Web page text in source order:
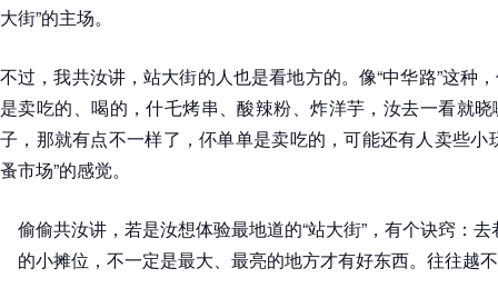
大街”的主场。
不过，我共汝讲，站大街的人也是看地方的。像“中华路”这种
是卖吃的、喝的，什乇烤串、酸辣粉、炸洋芋，汝去一看就
子，那就有点不一样了，伓单单是卖吃的，可能还有人卖些小
蚤市场”的感觉。
偷偷共汝讲，若是汝想体验最地道的“站大街”，有个诀窍：
的小摊位，不一定是最大、最亮的地方才有好东西。往往越